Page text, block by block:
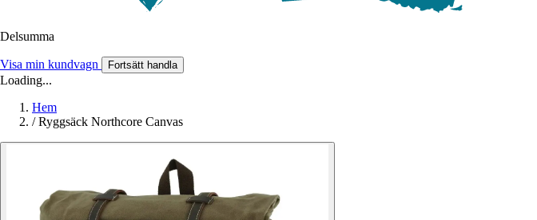
Delsumma
Visa min kundvagn Fortsätt handla
Loading...
Hem
/ Ryggsäck Northcore Canvas